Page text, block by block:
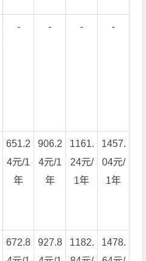
- - - -
651.2
4元/1
年
906.2
4元/1
年
1161.
24元/
1年
1457.
04元/
1年
672.8
927.8
1182.
1478.